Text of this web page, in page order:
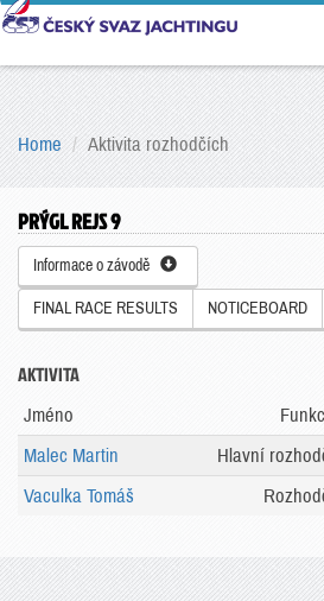
Home Aktivita rozhodčích
PRÝGL REJS 9
Informace o závodě
FINAL RACE RESULTS NOTICEBOARD
AKTIVITA
Jméno
Malec Martin
Hlavní
Vaculka Tomáš